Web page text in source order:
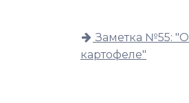
Заметка №55: "О
картофеле"